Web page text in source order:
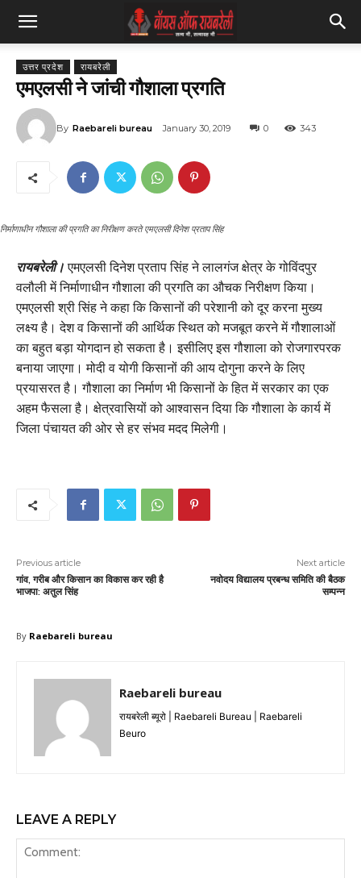
उत्तर प्रदेश रायबरेली
एमएलसी ने जांची गौशाला प्रगति
By Raebareli bureau January 30, 2019 0 343
निर्माणाधीन गौशाला की प्रगति का निरीक्षण करते एमएलसी दिनेश प्रताप सिंह
रायबरेली। एमएलसी दिनेश प्रताप सिंह ने लालगंज क्षेत्र के गोविंदपुर
वलौली में निर्माणाधीन गौशाला की प्रगति का औचक निरीक्षण किया।
एमएलसी श्री सिंह ने कहा कि किसानों की परेशानी को दूर करना मुख्य
लक्ष्य है। देश व किसानों की आर्थिक स्थित को मजबूत करने में गौशालाओं
का बहुत बड़ा योगदान हो सकता है। इसीलिए इस गौशाला को रोजगारपरक
बनाया जाएगा। मोदी व योगी किसानों की आय दोगुना करने के लिए
प्रयासरत है। गौशाला का निर्माण भी किसानों के हित में सरकार का एक
अहम फैसला है। क्षेत्रवासियों को आश्वासन दिया कि गौशाला के कार्य में
जिला पंचायत की ओर से हर संभव मदद मिलेगी।
Previous article
गांव, गरीब और किसान का विकास कर रही है
भाजपा: अतुल सिंह
Next article
नवोदय विद्यालय प्रबन्ध समिति की बैठक
सम्पन्न
By Raebareli bureau
Raebareli bureau
रायबरेली ब्यूरो | Raebareli Bureau | Raebareli
Beuro
LEAVE A REPLY